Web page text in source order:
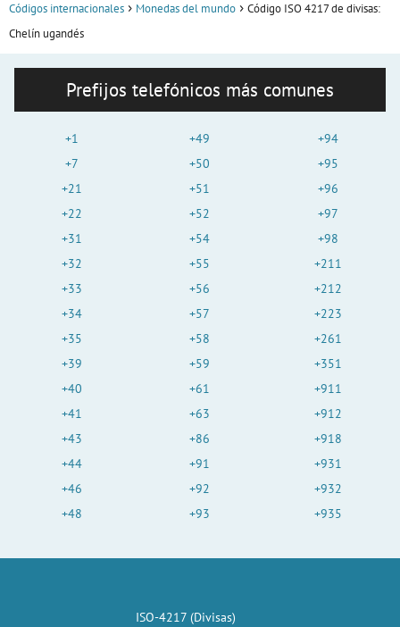
Códigos internacionales Monedas del mundo
Código ISO 4217 de divisas:
Chelín ugandés
Prefijos telefónicos más comunes
+1
+7
+21
+22
+31
+32
+33
+34
+35
+39
+40
+41
+43
+44
+46
+48
+49
+50
+51
+52
+54
+55
+56
+57
+58
+59
+61
+63
+86
+91
+92
+93
+94
+95
+96
+97
+98
+211
+212
+223
+261
+351
+911
+912
+918
+931
+932
+935
ISO-4217 (Divisas)